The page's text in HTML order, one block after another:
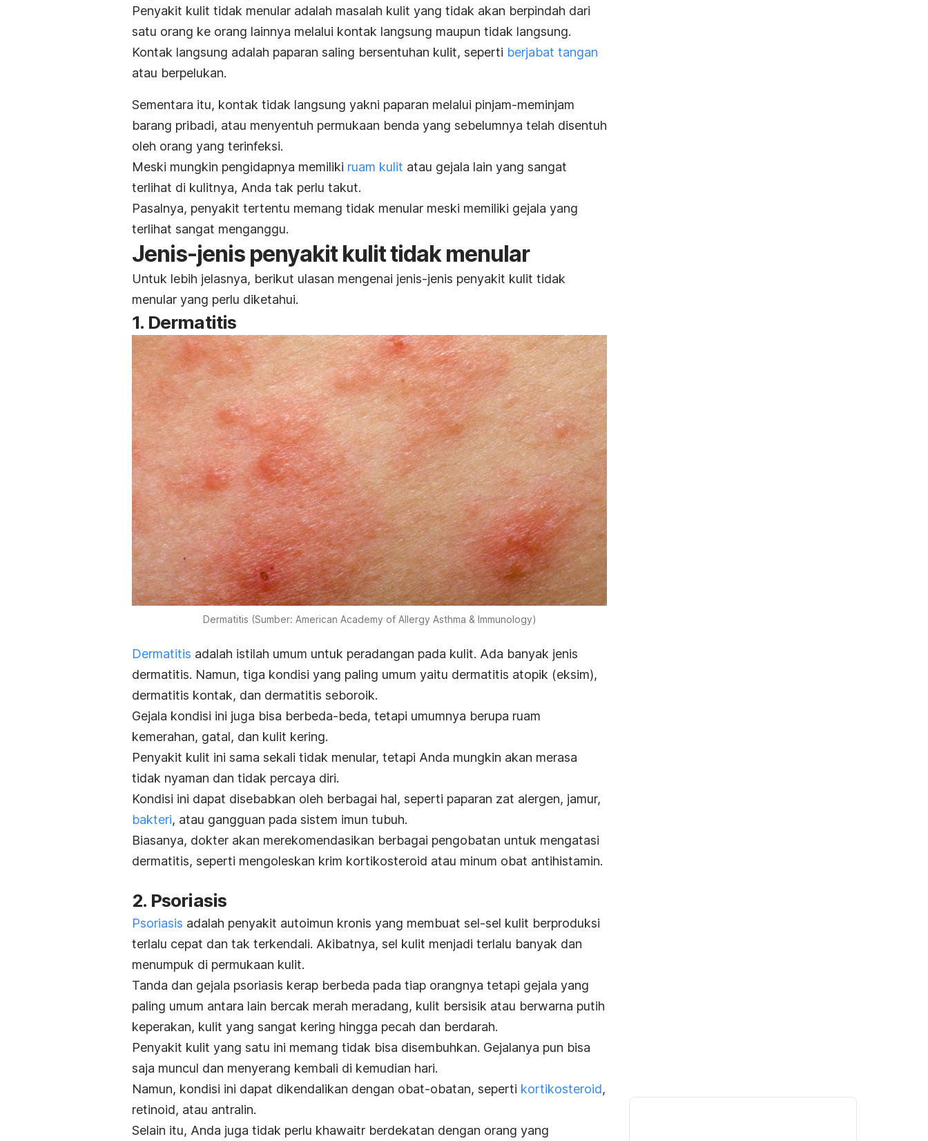
Penyakit kulit tidak menular adalah masalah kulit yang tidak akan berpindah dari
satu orang ke orang lainnya melalui kontak langsung maupun tidak langsung.
Kontak langsung adalah paparan saling bersentuhan kulit, seperti berjabat tangan
atau berpelukan.
Sementara itu, kontak tidak langsung yakni paparan melalui pinjam-meminjam
barang pribadi, atau menyentuh permukaan benda yang sebelumnya telah disentuh
oleh orang yang terinfeksi.
Meski mungkin pengidapnya memiliki ruam kulit atau gejala lain yang sangat
terlihat di kulitnya, Anda tak perlu takut.
Pasalnya, penyakit tertentu memang tidak menular meski memiliki gejala yang
terlihat sangat menganggu.
Jenis-jenis penyakit kulit tidak menular
Untuk lebih jelasnya, berikut ulasan mengenai jenis-jenis penyakit kulit tidak
menular yang perlu diketahui.
1. Dermatitis
Dermatitis (Sumber: American Academy of Allergy Asthma & Immunology)
Dermatitis adalah istilah umum untuk peradangan pada kulit. Ada banyak jenis
dermatitis. Namun, tiga kondisi yang paling umum yaitu dermatitis atopik (eksim),
dermatitis kontak, dan dermatitis seboroik.
Gejala kondisi ini juga bisa berbeda-beda, tetapi umumnya berupa ruam
kemerahan, gatal, dan kulit kering.
Penyakit kulit ini sama sekali tidak menular, tetapi Anda mungkin akan merasa
tidak nyaman dan tidak percaya diri.
Kondisi ini dapat disebabkan oleh berbagai hal, seperti paparan zat alergen, jamur,
bakteri, atau gangguan pada sistem imun tubuh.
Biasanya, dokter akan merekomendasikan berbagai pengobatan untuk mengatasi
dermatitis, seperti mengoleskan krim kortikosteroid atau minum obat antihistamin.
2. Psoriasis
Psoriasis adalah penyakit autoimun kronis yang membuat sel-sel kulit berproduksi
terlalu cepat dan tak terkendali. Akibatnya, sel kulit menjadi terlalu banyak dan
menumpuk di permukaan kulit.
Tanda dan gejala psoriasis kerap berbeda pada tiap orangnya tetapi gejala yang
paling umum antara lain bercak merah meradang, kulit bersisik atau berwarna putih
keperakan, kulit yang sangat kering hingga pecah dan berdarah.
Penyakit kulit yang satu ini memang tidak bisa disembuhkan. Gejalanya pun bisa
saja muncul dan menyerang kembali di kemudian hari.
Namun, kondisi ini dapat dikendalikan dengan obat-obatan, seperti kortikosteroid,
retinoid, atau antralin.
Selain itu, Anda juga tidak perlu khawaitr berdekatan dengan orang yang